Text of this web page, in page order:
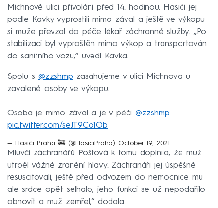
Michnově ulici přivoláni před 14. hodinou. Hasiči jej
podle Kavky vyprostili mimo zával a ještě ve výkopu
si muže převzal do péče lékař záchranné služby. „Po
stabilizaci byl vyproštěn mimo výkop a transportován
do sanitního vozu,“ uvedl Kavka.
Spolu s @zzshmp zasahujeme v ulici Michnova u
zavalené osoby ve výkopu.
Osoba je mimo zával a je v péči @zzshmp
pic.twitter.com/seJT9Co1Ob
— Hasiči Praha 🚒 (@HasiciPraha) October 19, 2021
Mluvčí záchranářů Poštová k tomu doplnila, že muž
utrpěl vážné zranění hlavy. Záchranáři jej úspěšně
resuscitovali, ještě před odvozem do nemocnice mu
ale srdce opět selhalo, jeho funkci se už nepodařilo
obnovit a muž zemřel,“ dodala.